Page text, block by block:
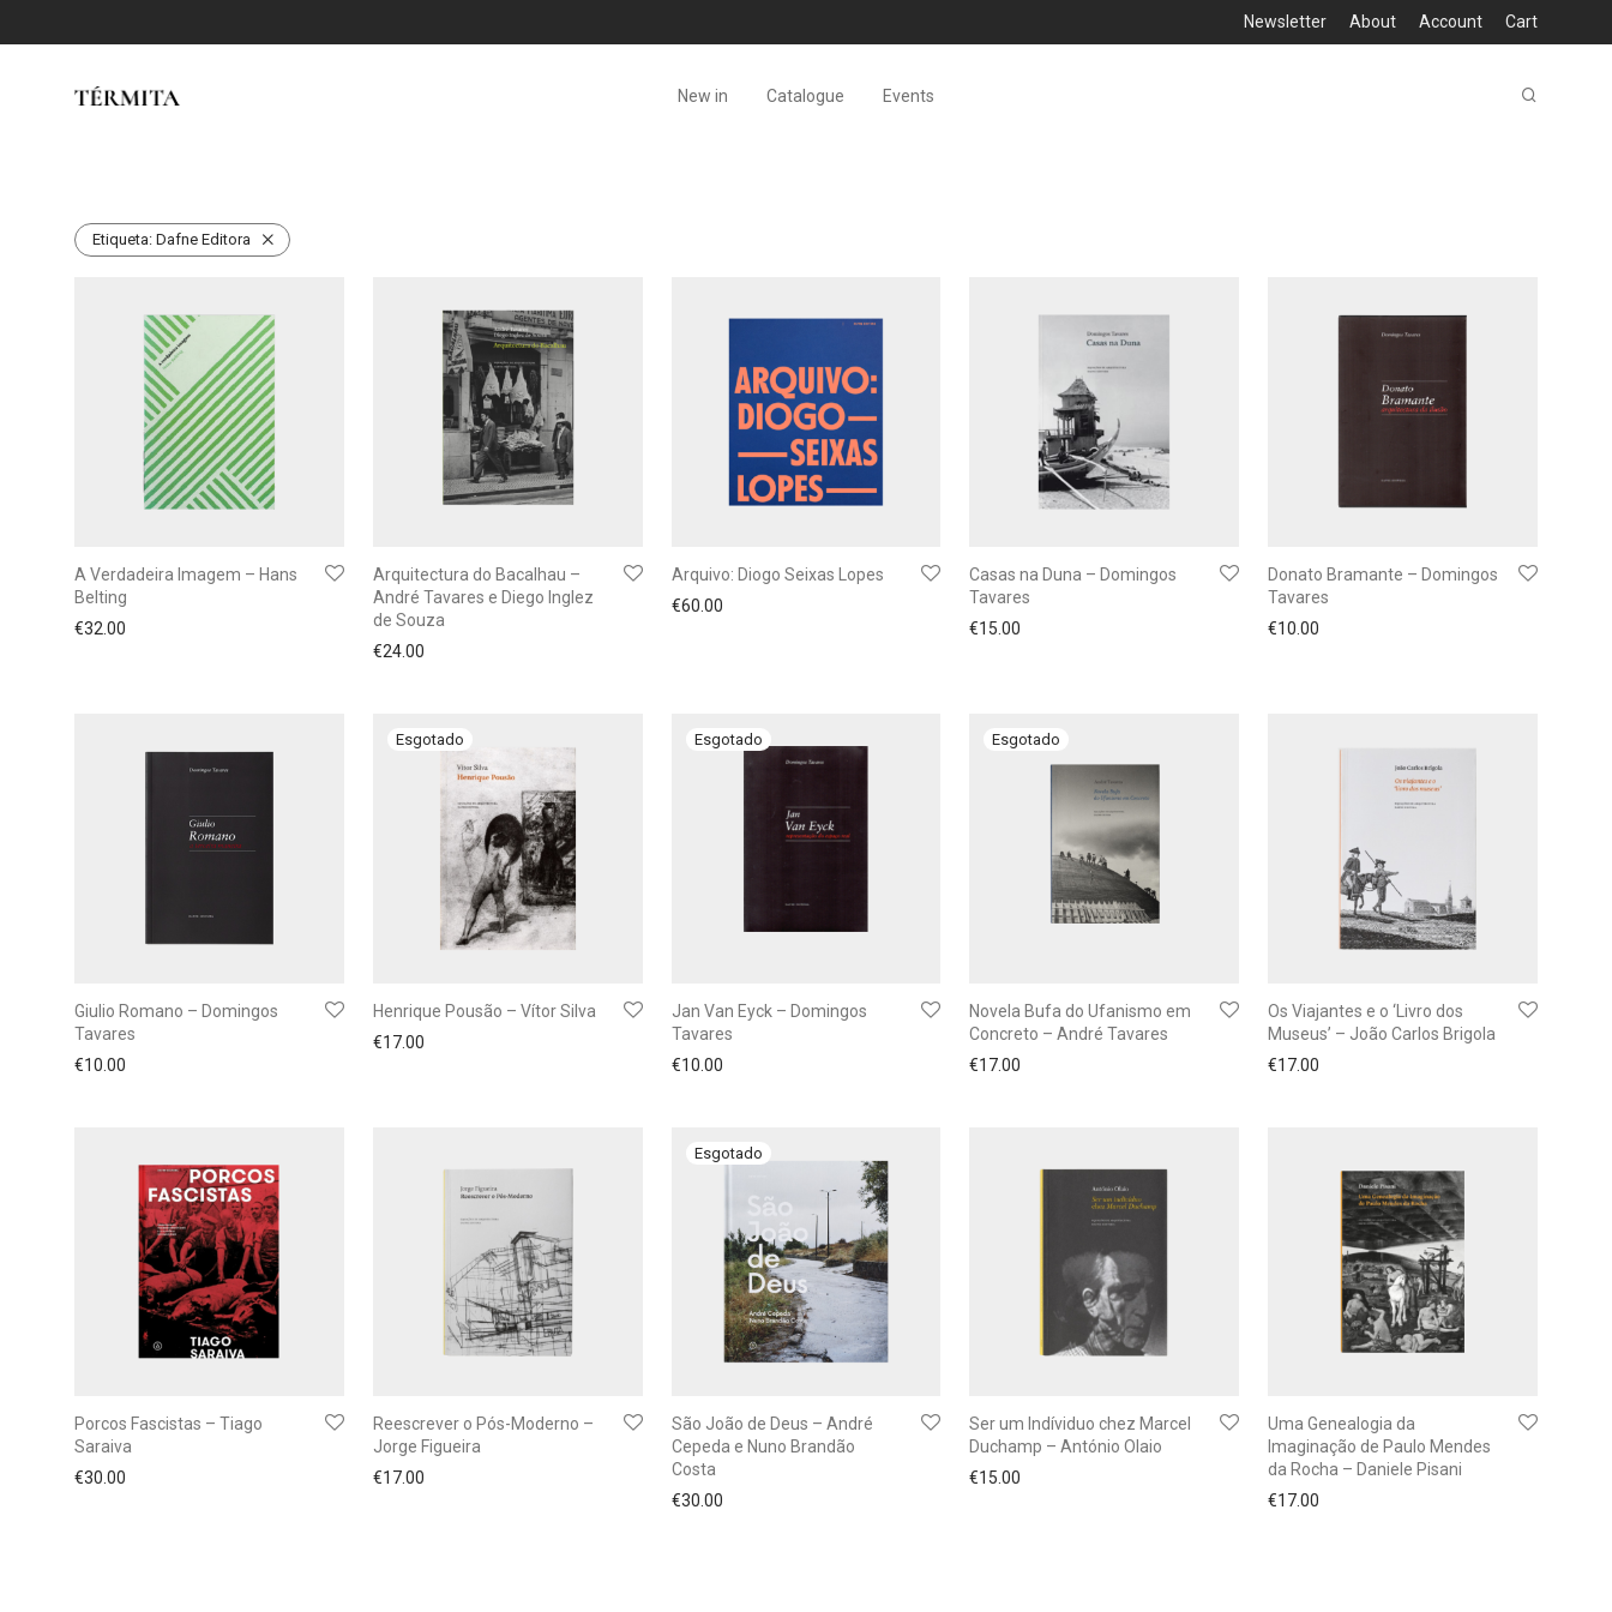
Newsletter About Account Cart
New in Catalogue Events
Etiqueta: Dafne Editora
A Verdadeira Imagem – Hans
Belting
€32.00
Arquitectura do Bacalhau –
André Tavares e Diego Inglez
de Souza
€24.00
Arquivo: Diogo Seixas Lopes
€60.00
Casas na Duna – Domingos
Tavares
€15.00
Donato Bramante – Domingos
Tavares
€10.00
Giulio Romano – Domingos
Tavares
€10.00
Henrique Pousão – Vítor Silva
€17.00
Jan Van Eyck – Domingos
Tavares
€10.00
Novela Bufa do Ufanismo em
Concreto – André Tavares
€17.00
Os Viajantes e o ‘Livro dos
Museus’ – João Carlos Brigola
€17.00
Porcos Fascistas – Tiago
Saraiva
€30.00
Reescrever o Pós-Moderno –
Jorge Figueira
€17.00
São João de Deus – André
Cepeda e Nuno Brandão
Costa
€30.00
Ser um Indíviduo chez Marcel
Duchamp – António Olaio
€15.00
Uma Genealogia da
Imaginação de Paulo Mendes
da Rocha – Daniele Pisani
€17.00